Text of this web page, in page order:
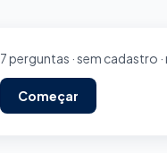
7 perguntas · sem cadastro
Começar